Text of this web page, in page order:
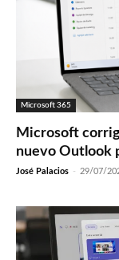
Microsoft 365
Microsoft
nuevo Outlook
José Palacios - 29/07/